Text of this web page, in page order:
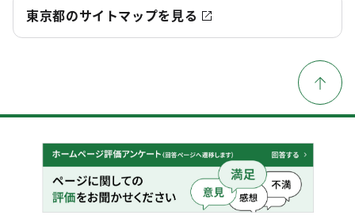
東京都のサイトマップを見る